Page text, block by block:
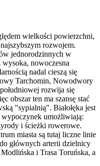
wielkości powierzchni,
rozwojem.
jednorodzinnych w
wysoka, nowoczesna
nadal cieszą się
Tarchomin, Nowodwory
rozwija się
obszar ten ma szansę stać
"sypialnią". Białołęka jest
umożliwiają:
i ścieżki rowerowe.
miasta są tutaj liczne linie
głównych arterii dzielnicy
i Trasa Toruńska, a